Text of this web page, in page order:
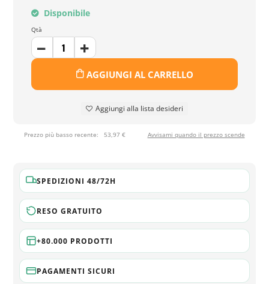
Disponibile
Qtà
AGGIUNGI AL CARRELLO
Aggiungi alla lista desideri
Prezzo più basso recente: 53,97 € Avvisami quando il prezzo scende
SPEDIZIONI 48/72H
RESO GRATUITO
+80.000 PRODOTTI
PAGAMENTI SICURI